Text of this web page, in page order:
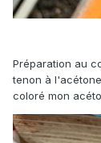
Préparation au
tenon à
coloré mon